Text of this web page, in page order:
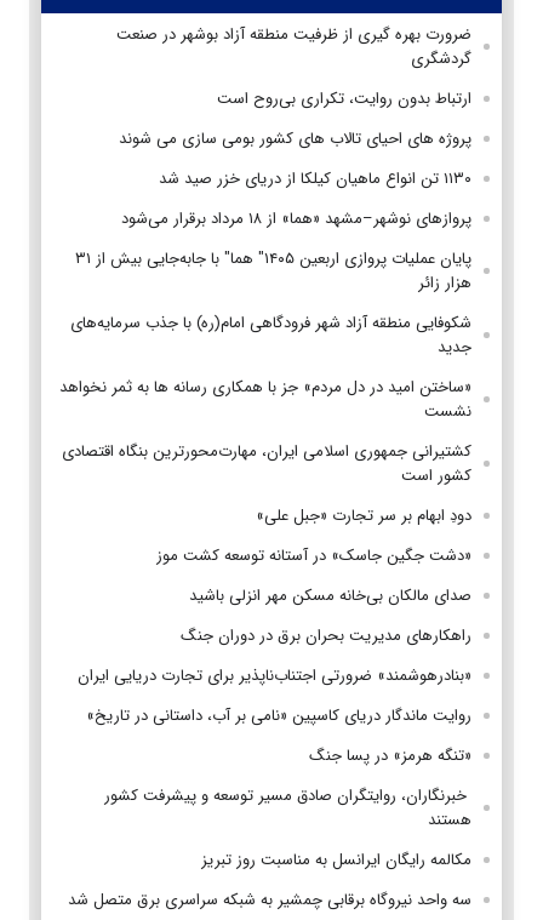
ضرورت بهره گیری از ظرفیت منطقه آزاد بوشهر در صنعت
گردشگری
ارتباط بدون روایت، تکراری بی‌روح است
پروژه های احیای تالاب های کشور بومی سازی می شوند
۱۱۳۰ تن انواع ماهیان کیلکا از دریای خزر صید شد
پروازهای نوشهر–مشهد «هما» از ۱۸ مرداد برقرار می‌شود
پایان عملیات پروازی اربعین ۱۴۰۵" هما" با جابه‌جایی بیش از ۳۱
هزار زائر
شکوفایی منطقه آزاد شهر فرودگاهی امام(ره) با جذب سرمایه‌های
جدید
«ساختن امید در دل مردم» جز با همکاری رسانه ها به ثمر نخواهد
نشست
کشتیرانی جمهوری اسلامی ایران، مهارت‌محورترین بنگاه اقتصادی
کشور است
دودِ ابهام بر سر تجارت «جبل علی»
«دشت جگین جاسک» در آستانه توسعه کشت موز
صدای مالکان بی‌خانه مسکن مهر انزلی باشید
راهکارهای مدیریت بحران برق در دوران جنگ
«بنادرهوشمند» ضرورتی اجتناب‌ناپذیر برای تجارت دریایی ایران
روایت ماندگار دریای کاسپین «نامی بر آب، داستانی در تاریخ»
«تنگه هرمز» در پسا جنگ
‌ خبرنگاران، روایتگران صادق مسیر توسعه و پیشرفت کشور
هستند
مکالمه رایگان ایرانسل به مناسبت روز تبریز
سه واحد نیروگاه برقابی چمشیر به شبکه سراسری برق متصل شد